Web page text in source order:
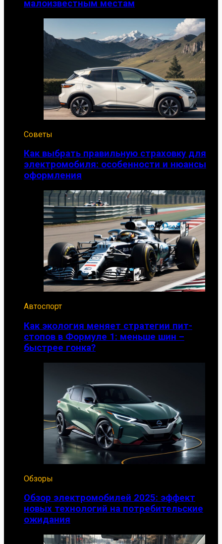
малоизвестным местам
Советы
Как выбрать правильную страховку для
электромобиля: особенности и нюансы
оформления
Автоспорт
Как экология меняет стратегии пит-
стопов в Формуле 1: меньше шин –
быстрее гонка?
Обзоры
Обзор электромобилей 2025: эффект
новых технологий на потребительские
ожидания